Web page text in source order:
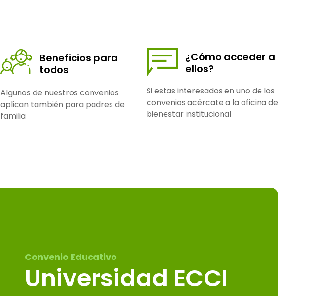
Beneficios para
todos
Algunos de nuestros convenios
aplican también para padres de
familia
¿Cómo acceder a
ellos?
Si estas interesados en uno de los
convenios acércate a la oficina de
bienestar institucional
Convenio Educativo
Universidad ECCI